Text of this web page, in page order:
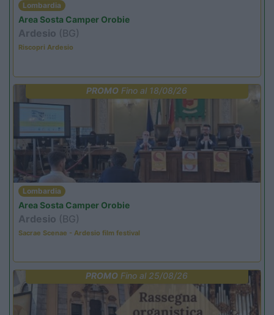
Lombardia
Area Sosta Camper Orobie
Ardesio (BG)
Riscopri Ardesio
PROMO Fino al 18/08/26
Lombardia
Area Sosta Camper Orobie
Ardesio (BG)
Sacrae Scenae - Ardesio film festival
PROMO Fino al 25/08/26